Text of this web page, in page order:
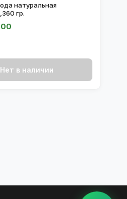
натуральная
гр.
Нет в наличии